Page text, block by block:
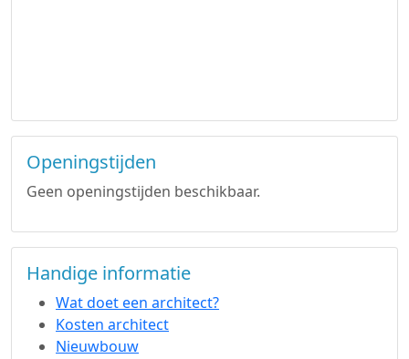
Openingstijden
Geen openingstijden beschikbaar.
Handige informatie
Wat doet een architect?
Kosten architect
Nieuwbouw